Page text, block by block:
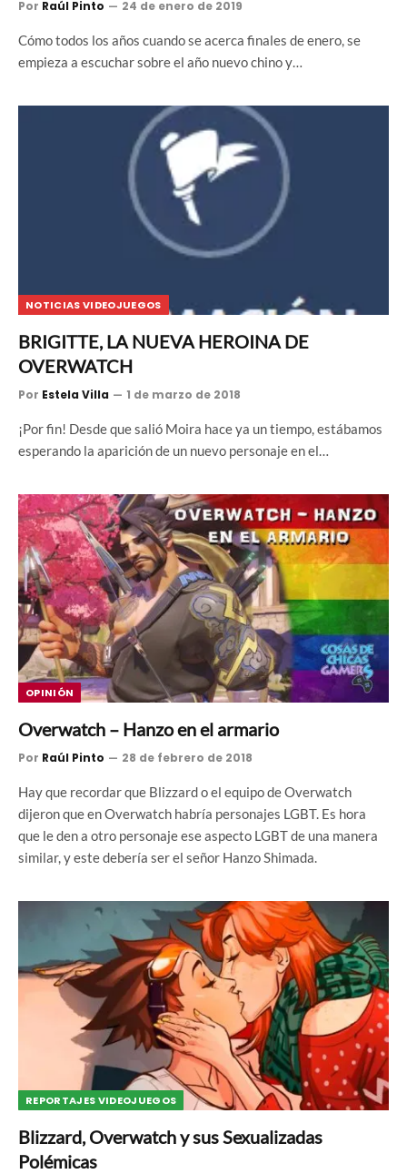
Por Raúl Pinto 24 de enero de 2019
Cómo todos los años cuando se acerca finales de enero, se
empieza a escuchar sobre el año nuevo chino y…
NOTICIAS VIDEOJUEGOS
BRIGITTE, LA NUEVA HEROINA DE
OVERWATCH
Por Estela Villa 1 de marzo de 2018
¡Por fin! Desde que salió Moira hace ya un tiempo, estábamos
esperando la aparición de un nuevo personaje en el…
OPINIÓN
Overwatch – Hanzo en el armario
Por Raúl Pinto 28 de febrero de 2018
Hay que recordar que Blizzard o el equipo de Overwatch
dijeron que en Overwatch habría personajes LGBT. Es hora
que le den a otro personaje ese aspecto LGBT de una manera
similar, y este debería ser el señor Hanzo Shimada.
REPORTAJES VIDEOJUEGOS
Blizzard, Overwatch y sus Sexualizadas
Polémicas